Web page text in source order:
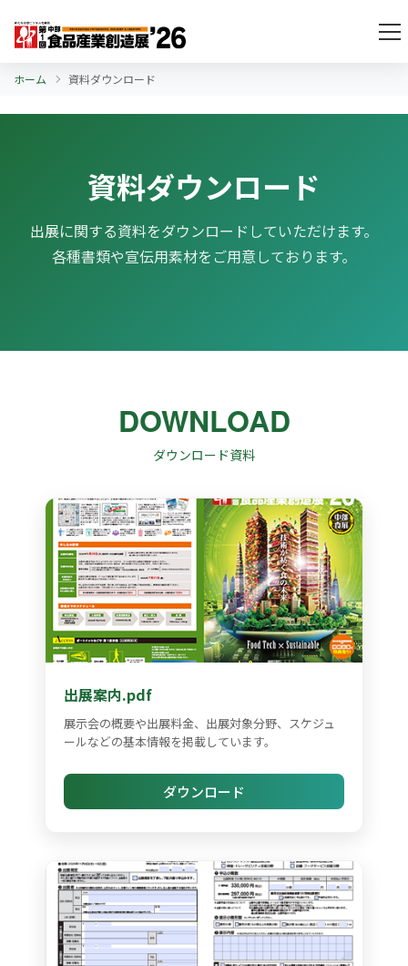
ホーム 資料ダウンロード
資料ダウンロード
出展に関する資料をダウンロードしていただけます。
各種書類や宣伝用素材をご用意しております。
DOWNLOAD
ダウンロード資料
出展案内.pdf
展示会の概要や出展料金、出展対象分野、スケジュ
ールなどの基本情報を掲載しています。
ダウンロード